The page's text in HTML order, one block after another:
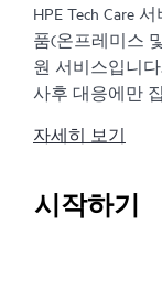
HPE Tech Care
품(온프레미스
원 서비스입니다
사후 대응에만
줍니다.
HPE Tech Care
니라 업무 효율
도록 제품별 전
반적인 기술 관
자세히 보기
시작하기